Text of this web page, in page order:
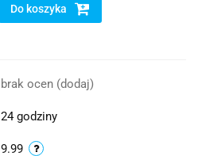
Do koszyka
brak ocen (dodaj)
24 godziny
9.99